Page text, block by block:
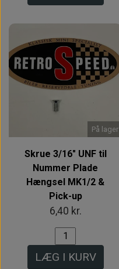
På lager
Skrue 3/16" UNF til
Nummer Plade
Hængsel MK1/2 &
Pick-up
6,40 kr.
LÆG I KURV